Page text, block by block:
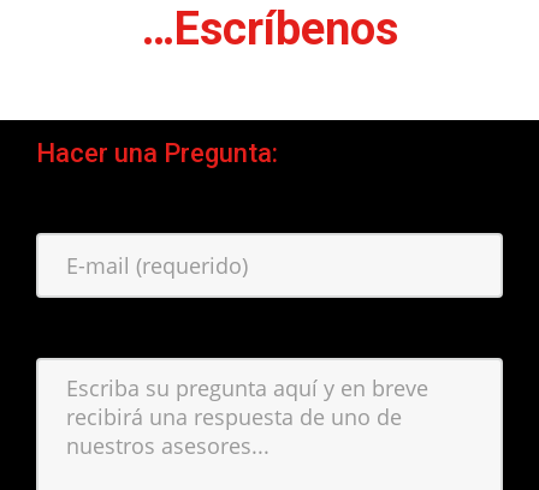
…Escríbenos
Hacer una Pregunta: